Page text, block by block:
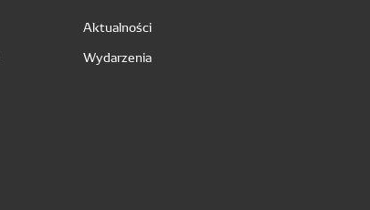
Aktualności
Wydarzenia